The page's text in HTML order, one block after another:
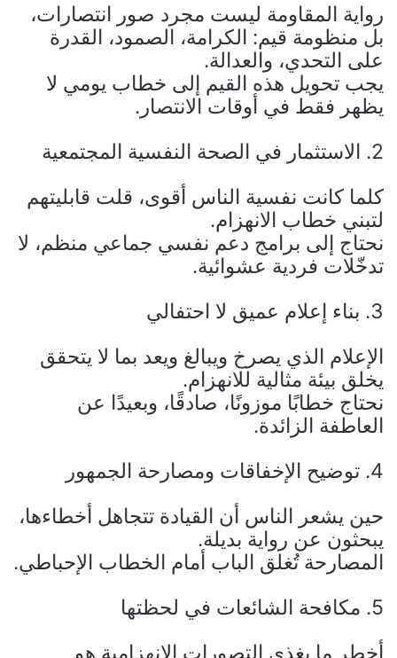
رواية المقاومة ليست مجرد صور انتصارات،
بل منظومة قيم: الكرامة، الصمود، القدرة
على التحدي، والعدالة.
يجب تحويل هذه القيم إلى خطاب يومي لا
يظهر فقط في أوقات الانتصار.
2. الاستثمار في الصحة النفسية المجتمعية
كلما كانت نفسية الناس أقوى، قلت قابليتهم
لتبني خطاب الانهزام.
نحتاج إلى برامج دعم نفسي جماعي منظم، لا
تدخّلات فردية عشوائية.
3. بناء إعلام عميق لا احتفالي
الإعلام الذي يصرخ ويبالغ ويعد بما لا يتحقق
يخلق بيئة مثالية للانهزام.
نحتاج خطابًا موزونًا، صادقًا، وبعيدًا عن
العاطفة الزائدة.
4. توضيح الإخفاقات ومصارحة الجمهور
حين يشعر الناس أن القيادة تتجاهل أخطاءها،
يبحثون عن رواية بديلة.
المصارحة تُغلق الباب أمام الخطاب الإحباطي.
5. مكافحة الشائعات في لحظتها
أخطر ما يغذي التصورات الانهزامية هو